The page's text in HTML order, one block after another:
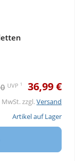
UVP 1 36,99 €
zzgl.Versand
Artikel auf Lager